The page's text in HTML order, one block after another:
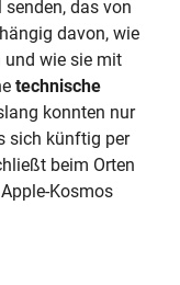
das von
davon, wie
und wie sie mit
technische
konnten nur
sich künftig per
beim Orten
Kosmos